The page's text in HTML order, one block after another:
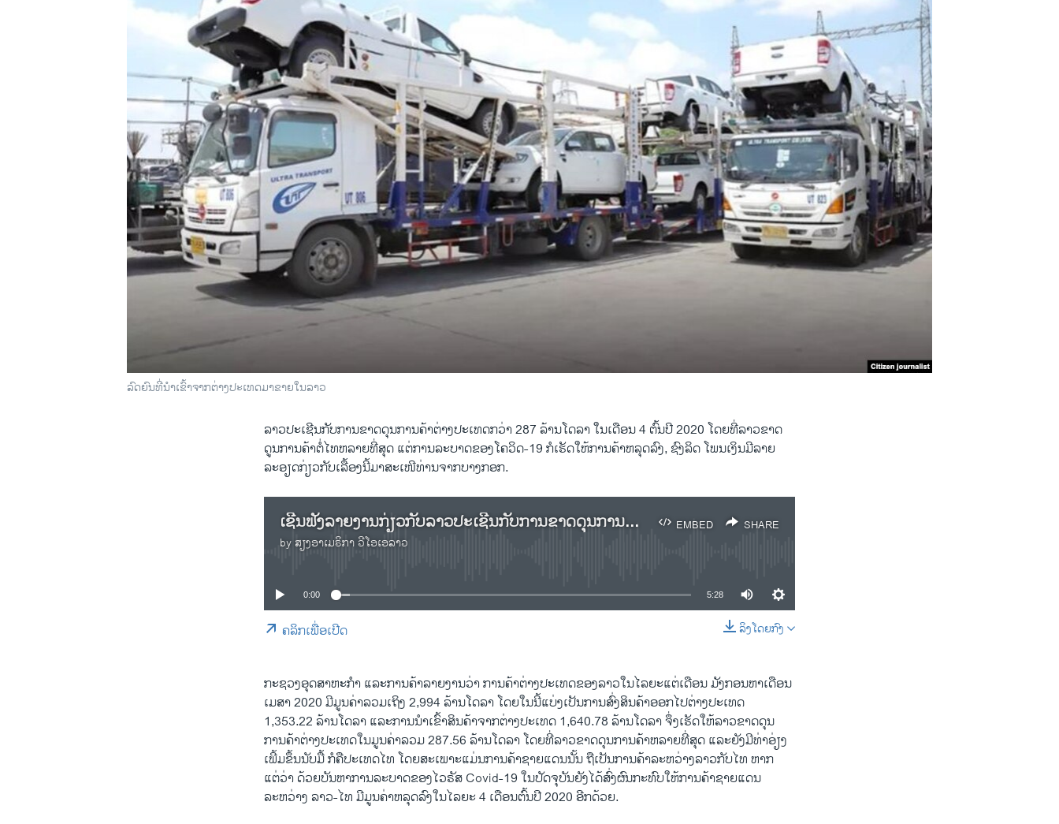
ລົດຍົນທີ່ນໍາເຂົ້າຈາກຕ່າງປະເທດມາຂາຍໃນລາວ
ລາວປະເຊີນກັບການຂາດດຸນການຄ້າຕ່າງປະເທດກວ່າ 287 ລ້ານໂດລາ ໃນເດືອນ 4 ຕົ້ນປີ 2020 ໂດຍທີ່ລາວຂາດ
ດູນການຄ້າຕໍ່ໄທຫລາຍທີ່ສຸດ ແຕ່ການລະບາດຂອງໂຄວິດ-19 ກໍເຮັດໃຫ້ການຄ້າຫລຸດລົງ, ຊົງລິດ ໂພນເງິນມີລາຍ
ລະອຽດກ່ຽວກັບເລື້ອງນີ້ມາສະເໜີທ່ານຈາກບາງກອກ.
EMBED SHARE
ເຊີນຟັງລາຍງານກ່ຽວກັບລາວປະເຊີນກັບການຂາດດຸນການຄ້າຢ່າງຫລວງຫລາຍ
by ສຽງອາເມຣິກາ ວີໂອເອລາວ
SHARE
0:00 5:28
ລິງໂດຍກົງ
ຄລິກເພື່ອເປີດ
ກະຊວງອຸດສາຫະກໍາ ແລະການຄ້າລາຍງານວ່າ ການຄ້າຕ່າງປະເທດຂອງລາວໃນໄລຍະແຕ່ເດືອນ ມັງກອນຫາເດືອນ
ເມສາ 2020 ມີມູນຄ່າລວມເຖິງ 2,994 ລ້ານໂດລາ ໂດຍໃນນີ້ແບ່ງເປັນການສົ່ງສິນຄ້າອອກໄປຕ່າງປະເທດ
1,353.22 ລ້ານໂດລາ ແລະການນໍາເຂົ້າສິນຄ້າຈາກຕ່າງປະເທດ 1,640.78 ລ້ານໂດລາ ຈຶ່ງເຮັດໃຫ້ລາວຂາດດຸນ
ການຄ້າຕ່າງປະເທດໃນມູນຄ່າລວມ 287.56 ລ້ານໂດລາ ໂດຍທີ່ລາວຂາດດຸນການຄ້າຫລາຍທີ່ສຸດ ແລະຍັງມີທ່າອ່ຽງ
ເພີ້ມຂຶ້ນນັບມື້ ກໍຄືປະເທດໄທ ໂດຍສະເພາະແມ່ນການຄ້າຊາຍແດນນັ້ນ ຖືເປັນການຄ້າລະຫວ່າງລາວກັບໄທ ຫາກ
ແຕ່ວ່າ ດ້ວຍບັນຫາການລະບາດຂອງໄວຣັສ Covid-19 ໃນປັດຈຸບັນຍັງໄດ້ສົ່ງຜົນກະທົບໃຫ້ການຄ້າຊາຍແດນ
ລະຫວ່າງ ລາວ-ໄທ ມີມູນຄ່າຫລຸດລົງໃນໄລຍະ 4 ເດືອນຕົ້ນປີ 2020 ອີກດ້ວຍ.